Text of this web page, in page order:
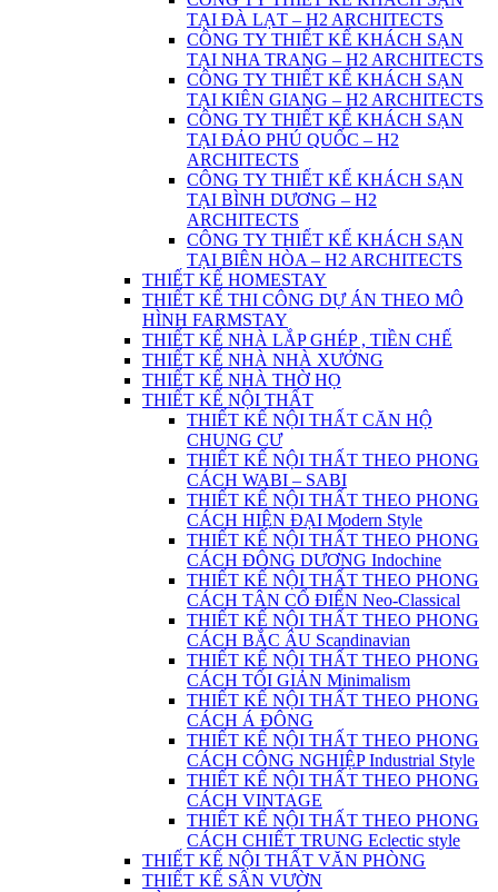
TẠI ĐÀ LẠT – H2 ARCHITECTS
CÔNG TY THIẾT KẾ KHÁCH SẠN
TẠI NHA TRANG – H2 ARCHITECTS
CÔNG TY THIẾT KẾ KHÁCH SẠN
TẠI KIÊN GIANG – H2 ARCHITECTS
CÔNG TY THIẾT KẾ KHÁCH SẠN
TẠI ĐẢO PHÚ QUỐC – H2
ARCHITECTS
CÔNG TY THIẾT KẾ KHÁCH SẠN
TẠI BÌNH DƯƠNG – H2
ARCHITECTS
CÔNG TY THIẾT KẾ KHÁCH SẠN
TẠI BIÊN HÒA – H2 ARCHITECTS
THIẾT KẾ HOMESTAY
THIẾT KẾ THI CÔNG DỰ ÁN THEO MÔ
HÌNH FARMSTAY
THIẾT KẾ NHÀ LẮP GHÉP , TIỀN CHẾ
THIẾT KẾ NHÀ NHÀ XƯỞNG
THIẾT KẾ NHÀ THỜ HỌ
THIẾT KẾ NỘI THẤT
THIẾT KẾ NỘI THẤT CĂN HỘ
CHUNG CƯ
THIẾT KẾ NỘI THẤT THEO PHONG
CÁCH WABI – SABI
THIẾT KẾ NỘI THẤT THEO PHONG
CÁCH HIỆN ĐẠI Modern Style
THIẾT KẾ NỘI THẤT THEO PHONG
CÁCH ĐÔNG DƯƠNG Indochine
THIẾT KẾ NỘI THẤT THEO PHONG
CÁCH TÂN CỔ ĐIỂN Neo-Classical
THIẾT KẾ NỘI THẤT THEO PHONG
CÁCH BẮC ÂU Scandinavian
THIẾT KẾ NỘI THẤT THEO PHONG
CÁCH TỐI GIẢN Minimalism
THIẾT KẾ NỘI THẤT THEO PHONG
CÁCH Á ĐÔNG
THIẾT KẾ NỘI THẤT THEO PHONG
CÁCH CÔNG NGHIỆP Industrial Style
THIẾT KẾ NỘI THẤT THEO PHONG
CÁCH VINTAGE
THIẾT KẾ NỘI THẤT THEO PHONG
CÁCH CHIẾT TRUNG Eclectic style
THIẾT KẾ NỘI THẤT VĂN PHÒNG
THIẾT KẾ SÂN VƯỜN